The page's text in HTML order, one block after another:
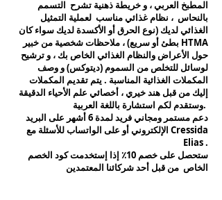
المطبخ العربي ، و خريطة ذهنية تشرح التسمم
بالنحاس ، نظام غذائي مناسب لعملية التمثيل
الغذائي لديك (نوع الحرق أو الأكسدة لديك سواء كان
بطئ أو سريع) ، ملاحظات شخصية من خبير HTMA
حول الأعراض والنظام الغذائي الخاص بك ، و ترشيح
لوسائل للتخلص من السموم (ديتوكس) و وصف
المكملات الغذائية المناسبة . يتم تقديم المكملات
إليك من قبل هند خيري ، أخصائي علم الأحياء الدقيقة
وستقدم لكم استشارة باللغة العربية.
دعم مستمر ومجاني فريد لمدة 6 أشهر على البريد
الإلكتروني أو على الواتساب للأسئلة مع Cressida
Elias .
ستحصل على خصم 10٪ إذا إستخدمت كود الخصم
الخاص من قبل أحد شركائنا المعتمدين